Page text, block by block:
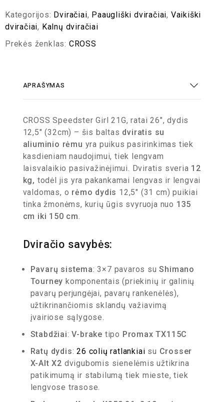
Kategorijos: Dviračiai, Paaugliški dviračiai, Vaikiški
dviračiai, Kalnų dviračiai
Prekės ženklas: CROSS
APRAŠYMAS
CROSS Speedster Girl 21G, ratai 26″, dydis
12,5″ (32cm) – šis baltas dviratis su
aliuminio rėmu yra puikus pasirinkimas tiek
kasdieniam naudojimui, tiek lengvam
laisvalaikio pasivažinėjimui. Dviratis sveria 12
kg, todėl jis yra pakankamai lengvas ir lengvai
valdomas, o rėmo dydis 12,5″ (31 cm) puikiai
tinka žmonėms, kurių ūgis svyruoja nuo 135
cm iki 150 cm.
Dviračio savybės:
Pavarų sistema: 3×7 pavaros suShimano
Tourney komponentais (priekinių ir galinių
pavarų perjungėjai, pavarų rankenėlės),
užtikrinančiomis sklandų važiavimą
įvairiose sąlygose.
Stabdžiai:V-brake tipo Promax TX115C
Ratų dydis:26 colių ratlankiai su Crosser
X-Alt X2 dvigubomis sienelėmis užtikrina
patikimumą ir stabilumą tiek mieste, tiek
lengvose trasose.